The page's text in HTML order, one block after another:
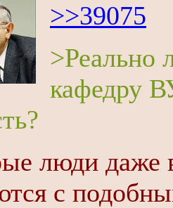
>>39075
>Реально
кафедру
люди даже
с